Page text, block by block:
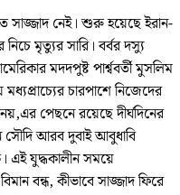
সাজ্জাদ নেই। শুরু হয়েছে ইরান-
মৃত্যুর সারি। বর্বর দস্যু
মদদপুষ্ট পার্শ্ববর্তী মুসলিম
চারপাশে নিজেদের
পেছনে রয়েছে দীর্ঘদিনের
সৌদি আরব দুবাই আবুধাবি
এই যুদ্ধকালীন সময়ে
বন্ধ, কীভাবে সাজ্জাদ ফিরে